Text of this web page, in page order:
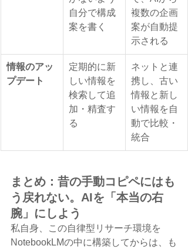
自分で構成
案を書く
複数の企画
案が自動提
示される
情報のアッ
プデート
定期的に新
しい情報を
検索して追
加・精査す
る
ネットと連
携し、古い
情報と新し
い情報を自
動で比較・
統合
まとめ：昔の手動コピペにはも
う戻れない。AIを「本当の右
腕」にしよう
私自身、この自律型リサーチ環境を
NotebookLMの中に構築してからは、も